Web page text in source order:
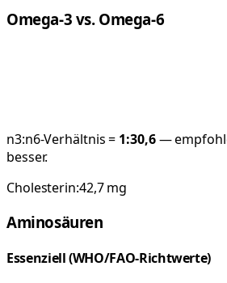
Omega-3 vs. Omega-6
n3:n6-Verhältnis = 1:30,6—
besser.
Cholesterin:42,7mg
Aminosäuren
Essenziell (WHO/FAO-Richtwerte)